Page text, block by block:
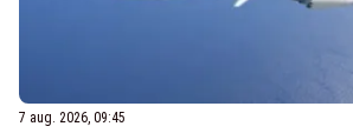
7 aug. 2026, 09:45